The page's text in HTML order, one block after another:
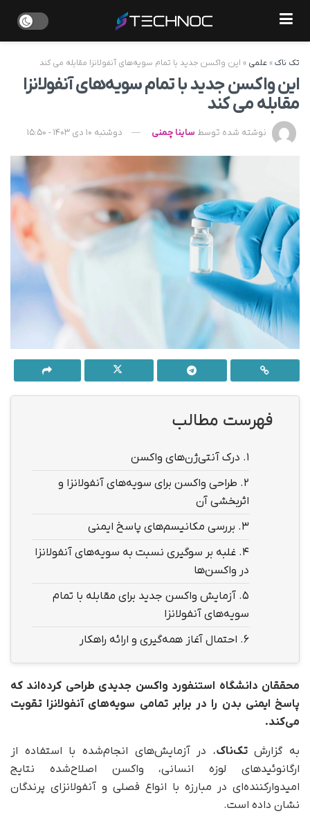
تک ناک» علمی » این واکسن جدید با تمام سویه‌های آنفولانزا مقابله می کند
این واکسن جدید با تمام سویه‌های آنفولانزا
مقابله می کند
نوشته شده توسط ساینا چمنی دوشنبه 10 دی 1403 - 15:50
فهرست مطالب
1. درک آنتی‌ژن‌های واکسن
2. طراحی واکسن برای سویه‌های آنفولانزا و
اثربخشی آن
3. بررسی مکانیسم‌های پاسخ ایمنی
4. غلبه بر سوگیری نسبت به سویه‌های آنفولانزا
در واکسن‌ها
5. آزمایش واکسن جدید برای مقابله با تمام
سویه‌های آنفولانزا
6. احتمال آغاز همه‌گیری و ارائه راهکار
محققان دانشگاه استنفورد واکسن جدیدی طراحی کرده‌اند که
پاسخ ایمنی بدن را در برابر تمامی سویه‌های آنفولانزا تقویت
می‌کند.
به گزارشتک‌ناک، در آزمایش‌های انجام‌شده با استفاده از
ارگانوئیدهای لوزه انسانی، واکسن اصلاح‌شده نتایج
امیدوارکننده‌ای در مبارزه با انواع فصلی و آنفولانزای پرندگان
نشان داده است.